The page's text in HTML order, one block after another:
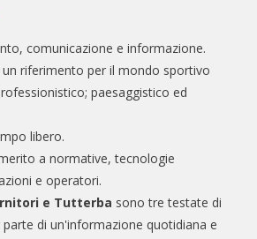
comunicazione e informazione.
un riferimento per il mondo sportivo
paesaggistico ed
libero.
a normative, tecnologie
e operatori.
e Tutterba sono tre testate di
di un'informazione quotidiana e